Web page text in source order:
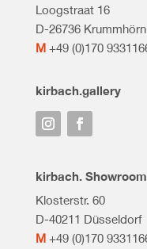
Loogstraat 16
D-26736
M+49 (0)170
kirbach.gallery
kirbach. Showroom
Klosterstr. 60
D-40211 Düsseldorf
M+49 (0)170